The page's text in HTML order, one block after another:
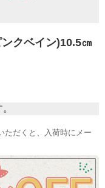
クベイン)10.5㎝
ただくと、入荷時にメー